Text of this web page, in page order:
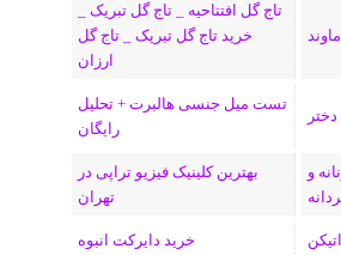
ن
ا
ر
m
م
تاج گل افتتاحیه _ تاج گل تبریک _
خرید تاج گل تبریک _ تاج گل
ارزان
تست میل جنسی هالبرت + تحلیل
رایگان
و
بهترین کلینیک فیزیو تراپی در
تهران
خرید دایرکت انبوه